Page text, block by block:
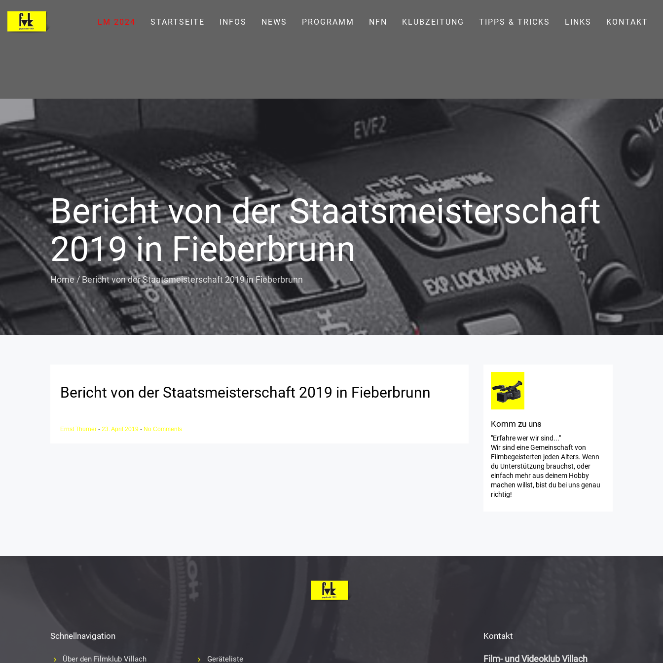
LM 2024 STARTSEITE INFOS NEWS PROGRAMM NFN KLUBZEITUNG TIPPS & TRICKS LINKS KONTAKT
Bericht von der Staatsmeisterschaft
2019 in Fieberbrunn
Home / Bericht von der Staatsmeisterschaft 2019 in Fieberbrunn
Bericht von der Staatsmeisterschaft 2019 in Fieberbrunn
Ernst Thurner - 23. April 2019 - No Comments
Komm zu uns
"Erfahre wer wir sind..."
Wir sind eine Gemeinschaft von
Filmbegeisterten jeden Alters. Wenn
du Unterstützung brauchst, oder
einfach mehr aus deinem Hobby
machen willst, bist du bei uns genau
richtig!
Schnellnavigation
Über den Filmklub Villach Geräteliste
Kontakt
Film- und Videoklub Villach